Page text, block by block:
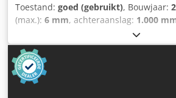
Toestand: goed (gebruikt), Bouwjaar:
(max.): 6 mm, achteraanslag: 1.000
2.100 mm
mm, Knipmachine SAFAN DARLEY - B-
Dzhjpfx Alxof